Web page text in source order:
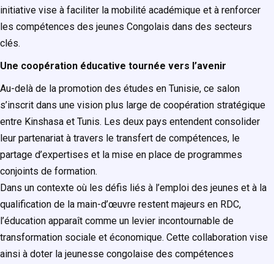
initiative vise à faciliter la mobilité académique et à renforcer
les compétences des jeunes Congolais dans des secteurs
clés.
Une coopération éducative tournée vers l’avenir
Au-delà de la promotion des études en Tunisie, ce salon
s’inscrit dans une vision plus large de coopération stratégique
entre Kinshasa et Tunis. Les deux pays entendent consolider
leur partenariat à travers le transfert de compétences, le
partage d’expertises et la mise en place de programmes
conjoints de formation.
Dans un contexte où les défis liés à l’emploi des jeunes et à la
qualification de la main-d’œuvre restent majeurs en RDC,
l’éducation apparaît comme un levier incontournable de
transformation sociale et économique. Cette collaboration vise
ainsi à doter la jeunesse congolaise des compétences